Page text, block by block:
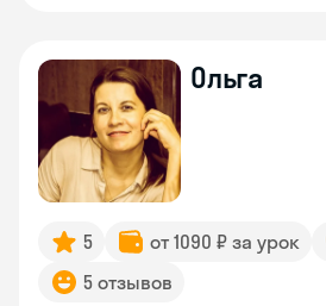
Ольга
5 от 1090 ₽ за урок
5 отзывов